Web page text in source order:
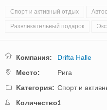
Спорт и активный отдых
Развлекательный подарок
Компания:
Drifta Halle
Mестo:
Рига
Kатегория: Спорт и
Количество:1